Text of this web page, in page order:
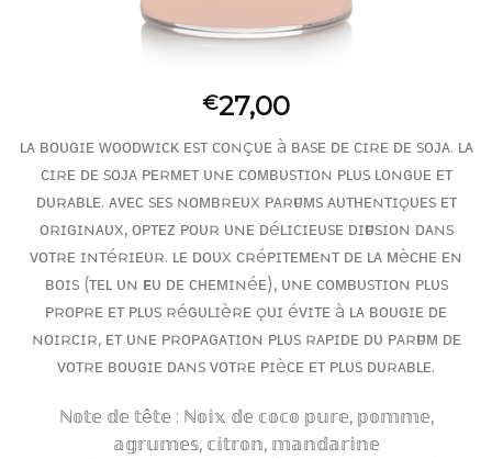
€27,00
ʟᴀ ʙᴏᴜɢɪᴇ ᴡᴏᴏᴅᴡɪᴄᴋ ᴇsᴛ ᴄᴏɴçᴜᴇ à ʙᴀsᴇ ᴅᴇ ᴄɪʀᴇ ᴅᴇ sᴏᴊᴀ. ʟᴀ
ᴄɪʀᴇ ᴅᴇ sᴏᴊᴀ ᴘᴇʀᴍᴇᴛ ᴜɴᴇ ᴄᴏᴍʙᴜsᴛɪᴏɴ ᴘʟᴜs ʟᴏɴɢᴜᴇ ᴇᴛ
ᴅᴜʀᴀʙʟᴇ. ᴀᴠᴇᴄ sᴇs ɴᴏᴍʙʀᴇᴜx ᴘᴀʀғᴜᴍs ᴀᴜᴛʜᴇɴᴛɪǫᴜᴇs ᴇᴛ
ᴏʀɪɢɪɴᴀᴜx, ᴏᴘᴛᴇᴢ ᴘᴏᴜʀ ᴜɴᴇ ᴅéʟɪᴄɪᴇᴜsᴇ ᴅɪғғᴜsɪᴏɴ ᴅᴀɴs
ᴠᴏᴛʀᴇ ɪɴᴛéʀɪᴇᴜʀ. ʟᴇ ᴅᴏᴜx ᴄʀéᴘɪᴛᴇᴍᴇɴᴛ ᴅᴇ ʟᴀ ᴍèᴄʜᴇ ᴇɴ
ʙᴏɪs (ᴛᴇʟ ᴜɴ ғᴇᴜ ᴅᴇ ᴄʜᴇᴍɪɴéᴇ), ᴜɴᴇ ᴄᴏᴍʙᴜsᴛɪᴏɴ ᴘʟᴜs
ᴘʀᴏᴘʀᴇ ᴇᴛ ᴘʟᴜs ʀéɢᴜʟɪèʀᴇ ǫᴜɪ éᴠɪᴛᴇ à ʟᴀ ʙᴏᴜɢɪᴇ ᴅᴇ
ɴᴏɪʀᴄɪʀ, ᴇᴛ ᴜɴᴇ ᴘʀᴏᴘᴀɢᴀᴛɪᴏɴ ᴘʟᴜs ʀᴀᴘɪᴅᴇ ᴅᴜ ᴘᴀʀғᴜᴍ ᴅᴇ
ᴠᴏᴛʀᴇ ʙᴏᴜɢɪᴇ ᴅᴀɴs ᴠᴏᴛʀᴇ ᴘɪèᴄᴇ ᴇᴛ ᴘʟᴜs ᴅᴜʀᴀʙʟᴇ.
ℕ𝕠𝕥𝕖 𝕕𝕖 𝕥ê𝕥𝕖 : ℕ𝕠𝕚𝕩 𝕕𝕖 𝕔𝕠𝕔𝕠 𝕡𝕦𝕣𝕖, 𝕡𝕠𝕞𝕞𝕖,
𝕒𝕘𝕣𝕦𝕞𝕖𝕤, 𝕔𝕚𝕥𝕣𝕠𝕟, 𝕞𝕒𝕟𝕕𝕒𝕣𝕚𝕟𝕖